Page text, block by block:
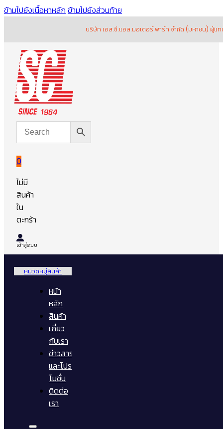
ข้ามไปยังเนื้อหาหลัก ข้ามไปยังส่วนท้าย
บริษัท เอส.ซี.แอล.มอเตอร์ พาร์ท จำกัด (มหาชน) ผู้แทนจำหน่
0
ไม่มี
สินค้า
ใน
ตะกร้า
เข้าสู่ระบบ
หมวดหมู่สินค้า
หน้า
หลัก
สินค้า
เกี่ยว
กับเรา
ข่าวสาร
และโปร
โมชั่น
ติดต่อ
เรา